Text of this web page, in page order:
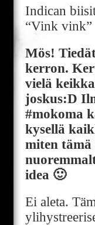
Indican
“Vink vink”
Mös!
kerron.
vielä
joskus:D
#mokoma
kysellä
miten
idea 🙂
Ei aleta.